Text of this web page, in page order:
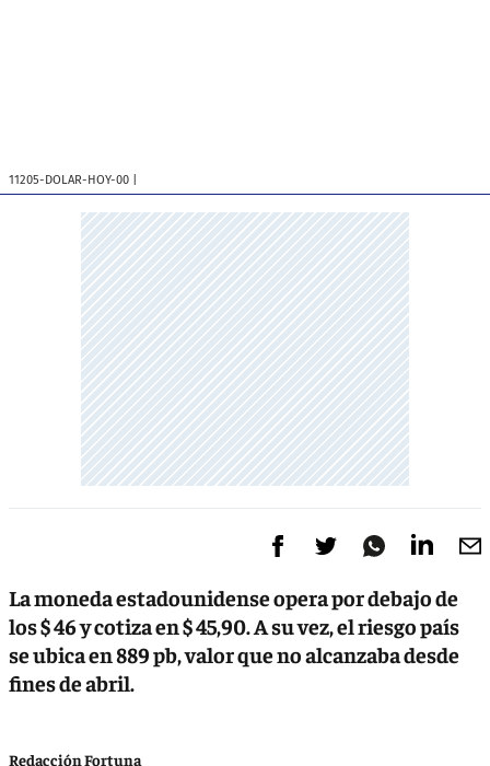
11205-DOLAR-HOY-00
La moneda estadounidense opera por debajo de
los $ 46 y cotiza en $ 45,90. A su vez, el riesgo país
se ubica en 889 pb, valor que no alcanzaba desde
fines de abril.
Redacción Fortuna